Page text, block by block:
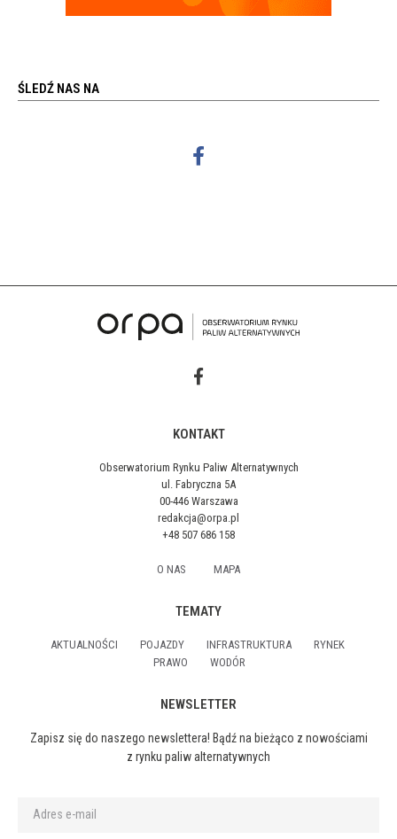
ŚLEDŹ NAS NA
KONTAKT
Obserwatorium Rynku Paliw Alternatywnych
ul. Fabryczna 5A
00-446 Warszawa
redakcja@orpa.pl
+48 507 686 158
O NAS MAPA
TEMATY
AKTUALNOŚCI POJAZDY INFRASTRUKTURA
RYNEK
PRAWO
WODÓR
NEWSLETTER
Zapisz się do naszego newslettera! Bądź na bieżąco z nowościami
z rynku paliw alternatywnych